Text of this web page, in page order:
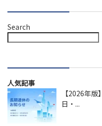
Search
人気記事
【2026年
日・...